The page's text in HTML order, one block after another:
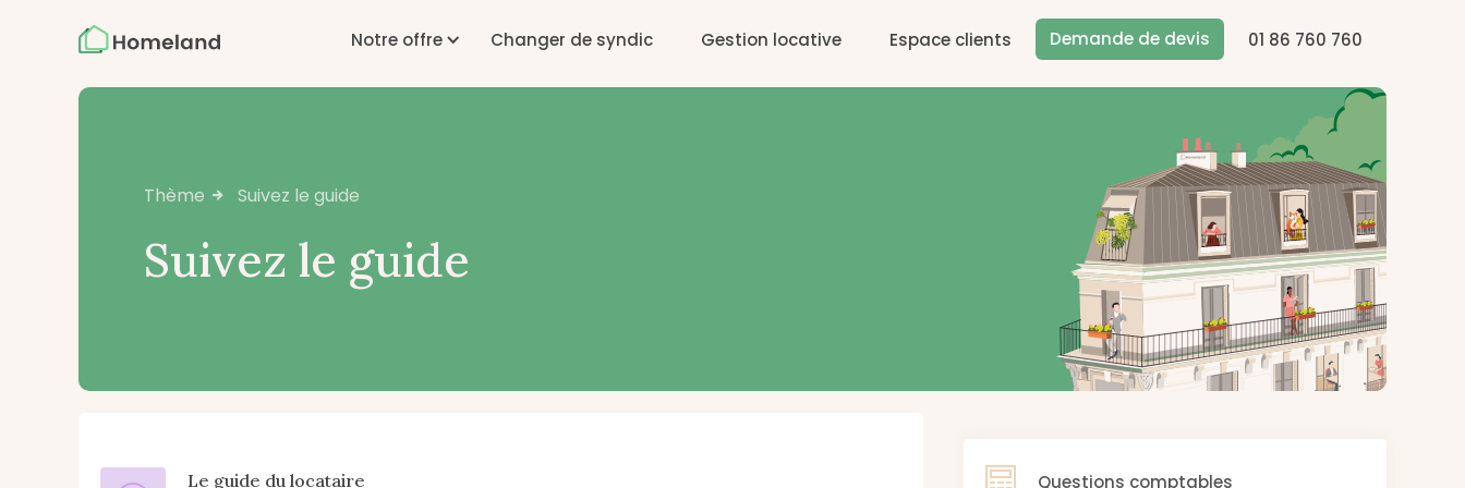
Notre offre Changer de syndic Gestion locative Espace clients Demande de devis 01 86 760 760
Thème  Suivez le guide
Suivez le guide
Le guide du locataire Questions comptables